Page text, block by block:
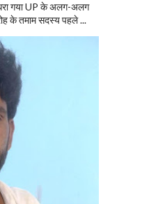
गया UP के अलग-अलग
के तमाम सदस्य पहले ...